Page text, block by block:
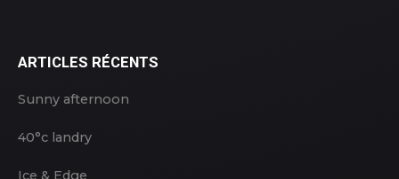
ARTICLES RÉCENTS
Sunny afternoon
40°c landry
Ice & Edge